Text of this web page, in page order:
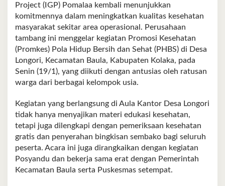
Project (IGP) Pomalaa kembali menunjukkan
komitmennya dalam meningkatkan kualitas kesehatan
masyarakat sekitar area operasional. Perusahaan
tambang ini menggelar kegiatan Promosi Kesehatan
(Promkes) Pola Hidup Bersih dan Sehat (PHBS) di Desa
Longori, Kecamatan Baula, Kabupaten Kolaka, pada
Senin (19/1), yang diikuti dengan antusias oleh ratusan
warga dari berbagai kelompok usia.
Kegiatan yang berlangsung di Aula Kantor Desa Longori
tidak hanya menyajikan materi edukasi kesehatan,
tetapi juga dilengkapi dengan pemeriksaan kesehatan
gratis dan penyerahan bingkisan sembako bagi seluruh
peserta. Acara ini juga dirangkaikan dengan kegiatan
Posyandu dan bekerja sama erat dengan Pemerintah
Kecamatan Baula serta Puskesmas setempat.